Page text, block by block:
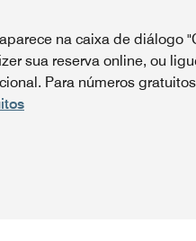
na caixa de diálogo
sua reserva online, ou
Para números